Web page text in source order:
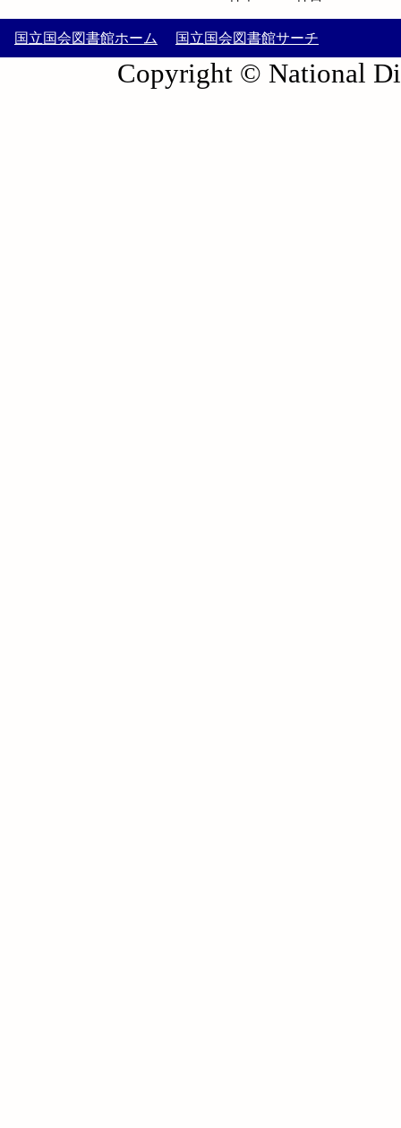
国立国会図書館ホーム 国立国会図書館サーチ
Copyright © National